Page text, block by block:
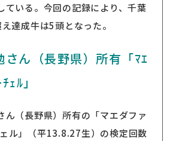
ている。今回の記録により、千葉
達成牛は5頭となった。
さん（長野県）所有「ﾏｴ
ｪﾙ」
ん（長野県）所有の「マエダファ
ル」（平13.8.27生）の検定回数